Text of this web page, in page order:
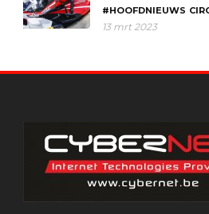
#HOOFDNIEUWS
13 mrt 2023